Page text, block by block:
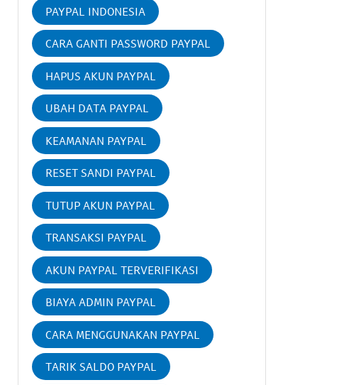
PAYPAL INDONESIA
CARA GANTI PASSWORD PAYPAL
HAPUS AKUN PAYPAL
UBAH DATA PAYPAL
KEAMANAN PAYPAL
RESET SANDI PAYPAL
TUTUP AKUN PAYPAL
TRANSAKSI PAYPAL
AKUN PAYPAL TERVERIFIKASI
BIAYA ADMIN PAYPAL
CARA MENGGUNAKAN PAYPAL
TARIK SALDO PAYPAL